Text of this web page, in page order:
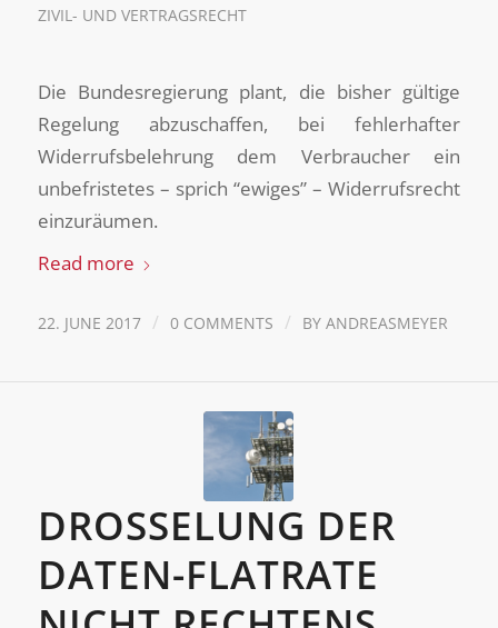
ZIVIL- UND VERTRAGSRECHT
Die Bundesregierung plant, die bisher gültige
Regelung abzuschaffen, bei fehlerhafter
Widerrufsbelehrung dem Verbraucher ein
unbefristetes – sprich “ewiges” – Widerrufsrecht
einzuräumen.
Read more
22. JUNE 2017 / 0 COMMENTS / BY ANDREASMEYER
DROSSELUNG DER
DATEN-FLATRATE